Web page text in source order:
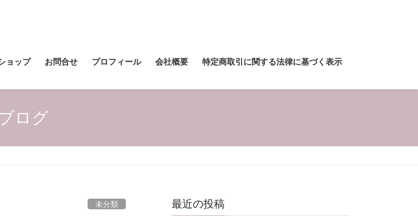
ョップ お問合せ プロフィール 会社概要 特定商取引に関する法律に基づく表示
ログ
未分類 最近の投稿